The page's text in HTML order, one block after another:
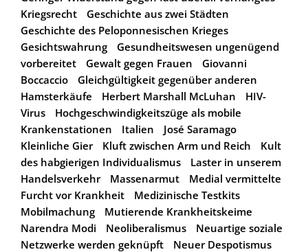
Kriegsrecht
Geschichte aus zwei Städten
Geschichte des Peloponnesischen Krieges
Gesichtswahrung
Gesundheitswesen ungenügend
vorbereitet
Gewalt gegen Frauen
Giovanni
Boccaccio
Gleichgültigkeit gegenüber anderen
Hamsterkäufe
Herbert Marshall McLuhan
HIV-
Virus
Hochgeschwindigkeitszüge als mobile
Krankenstationen
Italien
José Saramago
Kleinliche Gier
Kluft zwischen Arm und Reich
Kult
des habgierigen Individualismus
Laster in unserem
Handelsverkehr
Massenarmut
Medial vermittelte
Furcht vor Krankheit
Medizinische Testkits
Mobilmachung
Mutierende Krankheitskeime
Narendra Modi
Neoliberalismus
Neuartige soziale
Netzwerke werden geknüpft
Neuer Despotismus